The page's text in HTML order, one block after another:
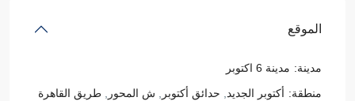
الموقع
مدينة: مدينة 6 اكتوبر
منطقة: أكتوبر الجديد حدائق أكتوبر ش المحور
طريق القاهرة